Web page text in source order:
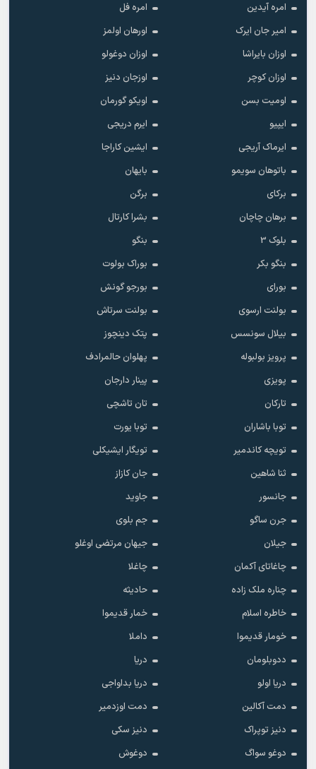
امره آیدین
امره فل
امیر جان ایرک
اورهان اولمز
اوزان بایراشا
اوزان دوغولو
اوزان کوچر
اوزجان دنیز
اومیت بسن
اویکو گورمان
ایپیو
ایرم دریجی
ایرماک آریجی
ایشین کاراجا
باتوهان سویمو
بایهان
برکای
برگن
برهان چاچان
بشرا کارتال
بلوک 3
بنگو
بنگو بکر
بوراک بولوت
بورای
بورجو گونش
بولنت ارسوی
بولنت سرتاش
بیلال سونسس
پتک دینچوز
پرویز بولبوله
پهلوان حالمرادف
پویزی
پینار دارجان
تارکان
تان تاشچی
توبا باشاران
توبا یورت
تویچه کاندمیر
تویگار ایشیکلی
ثنا شاهین
جان کازاز
جانسور
جاوید
جرن ساگو
جم بلوی
جیلان
جیهان مرتضی اوغلو
چاغاتای آکمان
چاغلا
چناره ملک زاده
حادیثه
خاطره اسلام
خمار قدیموا
خومار قدیموا
داملا
ددوبلومان
دریا
دریا اولو
دریا بداواجی
دمت آکالین
دمت اوزدمیر
دنیز توپراک
دنیز سکی
دوغو سواگ
دوغوش